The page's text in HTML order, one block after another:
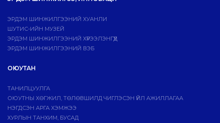
ЭРДЭМ ШИНЖИЛГЭЭНИЙ ХУАНЛИ
ШУТИС-ИЙН МУЗЕЙ
ЭРДЭМ ШИНЖИЛГЭЭНИЙ ХҮРЭЭЛЭНГҮҮД
ЭРДЭМ ШИНЖИЛГЭЭНИЙ ВЭБ
ОЮУТАН
ТАНИЛЦУУЛГА
ОЮУТНЫ ХӨГЖИЛ, ТӨЛӨВШИЛД ЧИГЛЭСЭН ҮЙЛ АЖИЛЛАГАА
НЭГДСЭН АРГА ХЭМЖЭЭ
ХУРЛЫН ТАНХИМ, БУСАД